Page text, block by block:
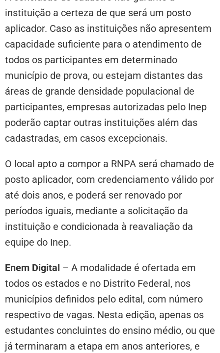
instituição a certeza de que será um posto
aplicador. Caso as instituições não apresentem
capacidade suficiente para o atendimento de
todos os participantes em determinado
município de prova, ou estejam distantes das
áreas de grande densidade populacional de
participantes, empresas autorizadas pelo Inep
poderão captar outras instituições além das
cadastradas, em casos excepcionais.
O local apto a compor a RNPA será chamado de
posto aplicador, com credenciamento válido por
até dois anos, e poderá ser renovado por
períodos iguais, mediante a solicitação da
instituição e condicionada à reavaliação da
equipe do Inep.
Enem Digital – A modalidade é ofertada em
todos os estados e no Distrito Federal, nos
municípios definidos pelo edital, com número
respectivo de vagas. Nesta edição, apenas os
estudantes concluintes do ensino médio, ou que
já terminaram a etapa em anos anteriores, e